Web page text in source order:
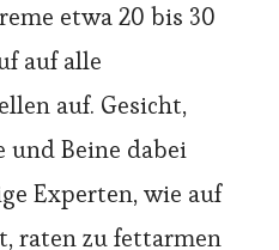
etwa 20 bis 30
auf alle
auf. Gesicht,
und Beine dabei
Experten, wie auf
raten zu fettarmen